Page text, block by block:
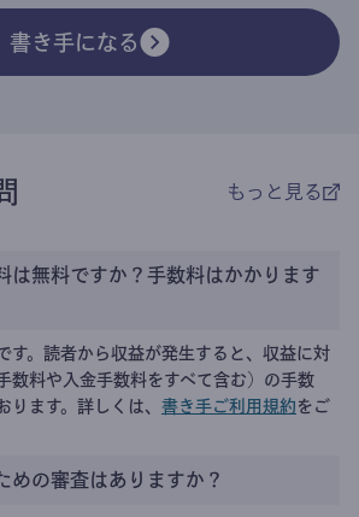
書き手になる
もっと見る
は無料ですか？手数料はかかります
す。読者から収益が発生すると、収益に対
数料や入金手数料をすべて含む）の手数
ります。詳しくは、 書き手ご利用規約 をご
めの審査はありますか？